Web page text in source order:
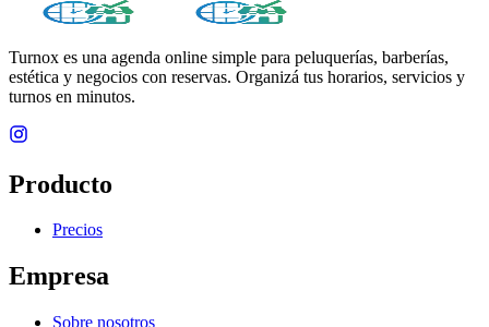
Turnox es una agenda online simple para peluquerías, barberías,
estética y negocios con reservas. Organizá tus horarios, servicios y
turnos en minutos.
Producto
Precios
Empresa
Sobre nosotros